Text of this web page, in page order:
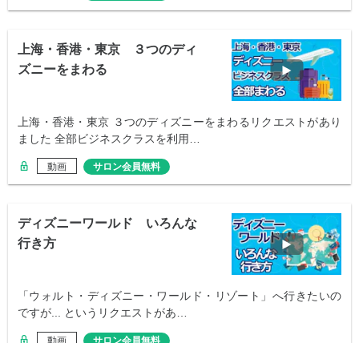
上海・香港・東京 ３つのディ
ズニーをまわる
上海・香港・東京 ３つのディズニーをまわるリクエストがあり
ました 全部ビジネスクラスを利用…
動画 サロン会員無料
ディズニーワールド いろんな
行き方
「ウォルト・ディズニー・ワールド・リゾート」へ行きたいの
ですが... というリクエストがあ…